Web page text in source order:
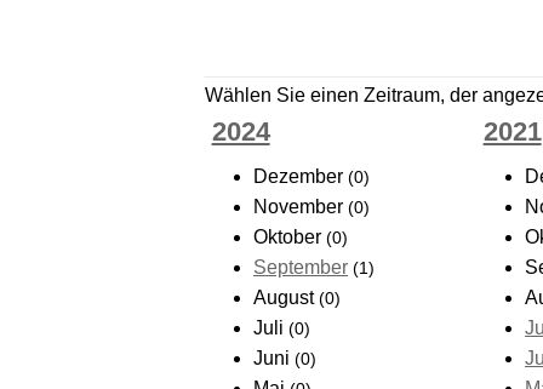
Wählen Sie einen Zeitraum, der
2024
Dezember (0)
November (0)
Oktober (0)
September (1)
August (0)
Juli (0)
Juni (0)
2021